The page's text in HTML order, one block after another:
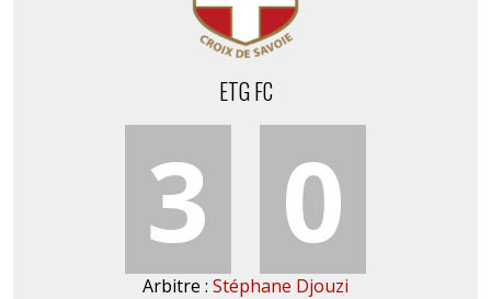
ETG FC
3 0
Arbitre : Stéphane Djouzi